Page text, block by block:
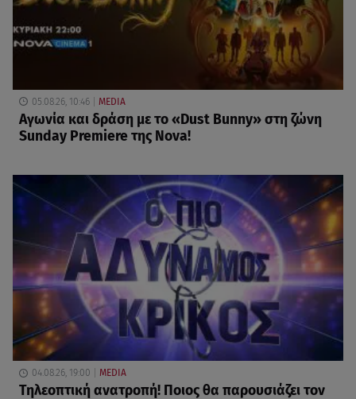
05.08.26, 10:46 MEDIA
Αγωνία και δράση με το «Dust Bunny» στη ζώνη
Sunday Premiere της Nova!
04.08.26, 19:00 MEDIA
Τηλεοπτική ανατροπή! Ποιος θα παρουσιάζει τον